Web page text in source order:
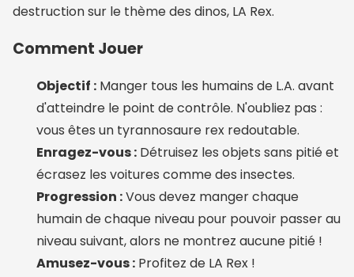
destruction sur le thème des dinos, LA Rex.
Comment Jouer
Objectif : Manger tous les humains de L.A. avant
d'atteindre le point de contrôle. N'oubliez pas :
vous êtes un tyrannosaure rex redoutable.
Enragez-vous : Détruisez les objets sans pitié et
écrasez les voitures comme des insectes.
Progression :Vous devez manger chaque
humain de chaque niveau pour pouvoir passer au
niveau suivant, alors ne montrez aucune pitié !
Amusez-vous : Profitez de LA Rex !